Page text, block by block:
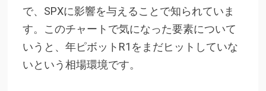
で、SPXに影響を与えることで知られていま
す。このチャートで気になった要素について
いうと、年ピボットR1をまだヒットしていな
いという相場環境です。